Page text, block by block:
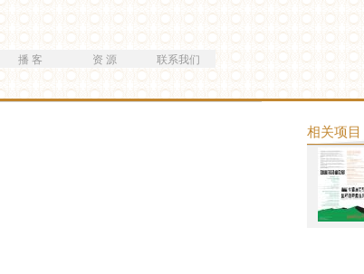
播 客 资 源 联系我们
相关项目